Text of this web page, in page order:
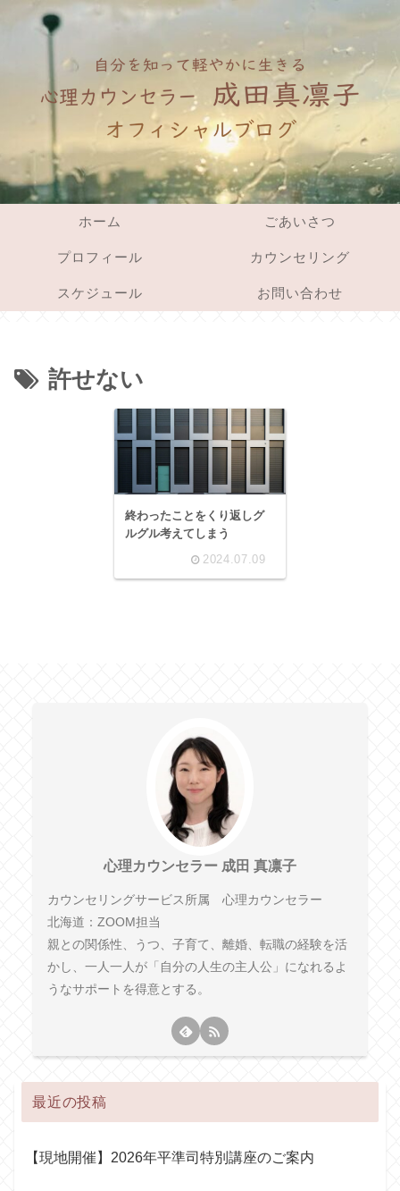
ホーム ごあいさつ
プロフィール カウンセリング
スケジュール お問い合わせ
許せない
終わったことをくり返しグ
ルグル考えてしまう
2024.07.09
心理カウンセラー 成田 真凛子
カウンセリングサービス所属 心理カウンセラー
北海道：ZOOM担当
親との関係性、うつ、子育て、離婚、転職の経験を活
かし、一人一人が「自分の人生の主人公」になれるよ
うなサポートを得意とする。
最近の投稿
【現地開催】2026年平準司特別講座のご案内